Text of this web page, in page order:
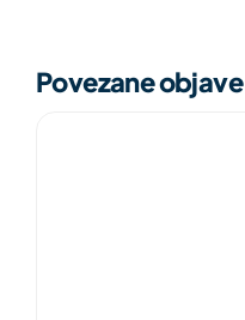
Povezane objave